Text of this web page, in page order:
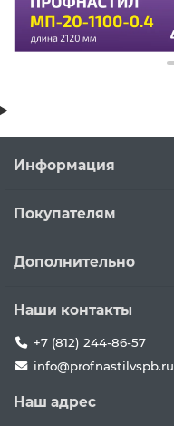
Информация
Покупателям
Дополнительно
Наши контакты
+7 (812) 244-86-57
info@profnastilvspb.ru
Наш адрес